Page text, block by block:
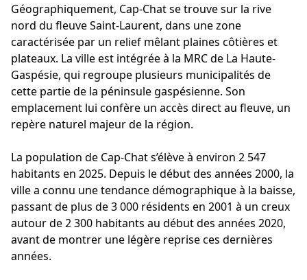
Géographiquement, Cap-Chat se trouve sur la rive
nord du fleuve Saint-Laurent, dans une zone
caractérisée par un relief mêlant plaines côtières et
plateaux. La ville est intégrée à la MRC de La Haute-
Gaspésie, qui regroupe plusieurs municipalités de
cette partie de la péninsule gaspésienne. Son
emplacement lui confère un accès direct au fleuve, un
repère naturel majeur de la région.
La population de Cap-Chat s’élève à environ 2 547
habitants en 2025. Depuis le début des années 2000, la
ville a connu une tendance démographique à la baisse,
passant de plus de 3 000 résidents en 2001 à un creux
autour de 2 300 habitants au début des années 2020,
avant de montrer une légère reprise ces dernières
années.